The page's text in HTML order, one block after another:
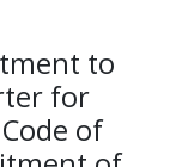
to
for
of